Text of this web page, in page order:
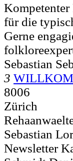
für die
Gerne
Sebastian
3
8006
Zürich
Sebastian
Newsletter